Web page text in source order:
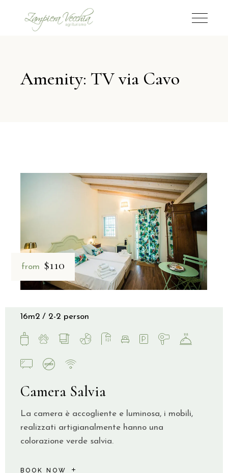
Amenity: TV via Cavo
from $110
Camera Salvia
La camera è accogliente e luminosa, i mobili,
realizzati artigianalmente hanno una
colorazione verde salvia.
BOOK NOW
16m2 2-2 person